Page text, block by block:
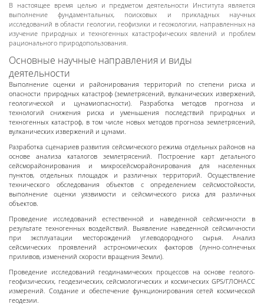
В настоящее время целью и предметом деятельности Института является
выполнение фундаментальных, поисковых и прикладных научных
исследований в области геологии, геофизики и геоэкологии, направленных на
изучение природных и техногенных катастрофических явлений и проблем
рационального природопользования.
Основные научные направления и виды
деятельности
Выполнение оценки и районирования территорий по степени риска и
опасности природных катастроф (землетрясений, вулканических извержений,
геологической и цунамиопасности). Разработка методов прогноза и
технологий снижения риска и уменьшения последствий природных и
техногенных катастроф, в том числе новых методов прогноза землетрясений,
вулканических извержений и цунами.
Разработка сценариев развития сейсмического режима отдельных районов на
основе анализа каталогов землетрясений. Построение карт детального
сейсморайонирования и микросейсморайонирования для населенных
пунктов, отдельных площадок и различных территорий. Осуществление
технического обследования объектов с определением сейсмостойкости,
выполнение оценки уязвимости и сейсмического риска для различных
объектов.
Проведение исследований естественной и наведенной сейсмичности в
результате техногенных воздействий. Выявление наведенной сейсмичности
при эксплуатации месторождений углеводородного сырья. Анализ
сейсмических проявлений астрономических факторов (лунно-солнечных
приливов, изменений скорости вращения Земли).
Проведение исследований геодинамических процессов на основе геолого-
геофизических, геодезических, сейсмологических и космических GPS/ГЛОНАСС
измерений. Создание и обеспечение функционирования сетей космической
геодезии.